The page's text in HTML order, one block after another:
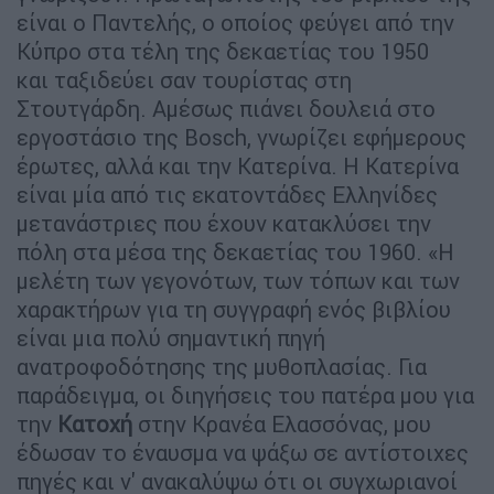
είναι ο Παντελής, ο οποίος φεύγει από την
Κύπρο στα τέλη της δεκαετίας του 1950
και ταξιδεύει σαν τουρίστας στη
Στουτγάρδη. Αμέσως πιάνει δουλειά στο
εργοστάσιο της Bosch, γνωρίζει εφήμερους
έρωτες, αλλά και την Κατερίνα. Η Κατερίνα
είναι μία από τις εκατοντάδες Ελληνίδες
μετανάστριες που έχουν κατακλύσει την
πόλη στα μέσα της δεκαετίας του 1960. «Η
μελέτη των γεγονότων, των τόπων και των
χαρακτήρων για τη συγγραφή ενός βιβλίου
είναι μια πολύ σημαντική πηγή
ανατροφοδότησης της μυθοπλασίας. Για
παράδειγμα, οι διηγήσεις του πατέρα μου για
την Κατοχή στην Κρανέα Ελασσόνας, μου
έδωσαν το έναυσμα να ψάξω σε αντίστοιχες
πηγές και ν' ανακαλύψω ότι οι συγχωριανοί